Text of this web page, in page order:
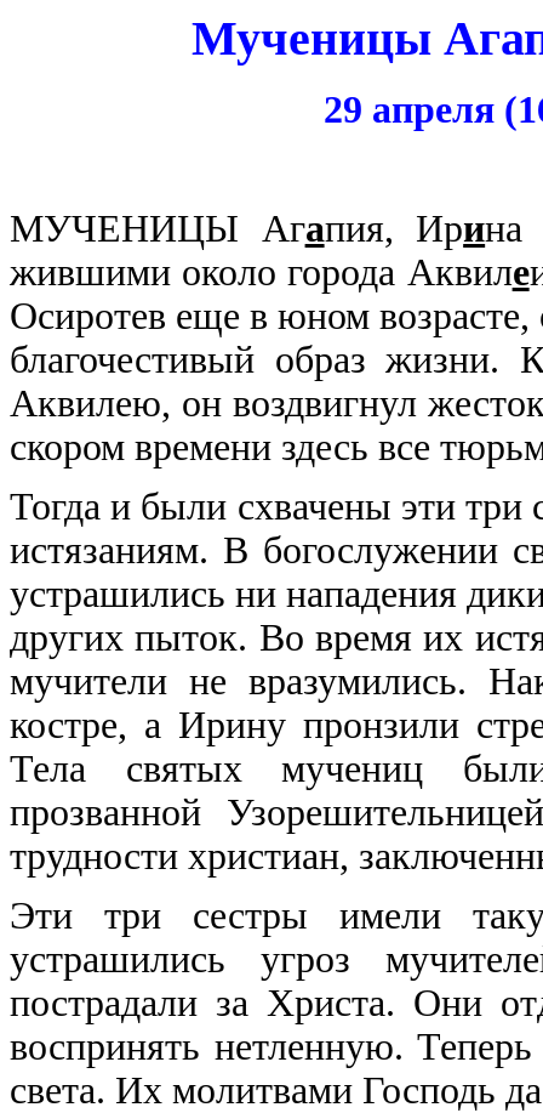
Мученицы
29 апреля
МУЧЕНИЦЫ Агапия, Ирина
жившими около города Аквиле
Осиротев еще в юном
благочестивый образ жизни.
Аквилею, он воздвигнул
скором времени здесь все
Тогда и были схвачены эти
истязаниям. В богослужении
устрашились ни нападения
других пыток. Во время их
мучители не вразумились.
костре, а Ирину пронзили
Тела святых мучениц
прозванной
трудности христиан,
Эти три сестры имели
устрашились угроз
пострадали за Христа. Они
воспринять нетленную.
света. Их молитвами Господь